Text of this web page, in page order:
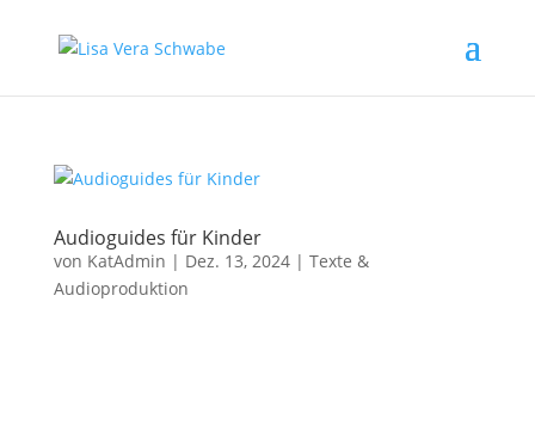
Audioguides für Kinder
von KatAdmin | Dez. 13, 2024| Texte &
Audioproduktion